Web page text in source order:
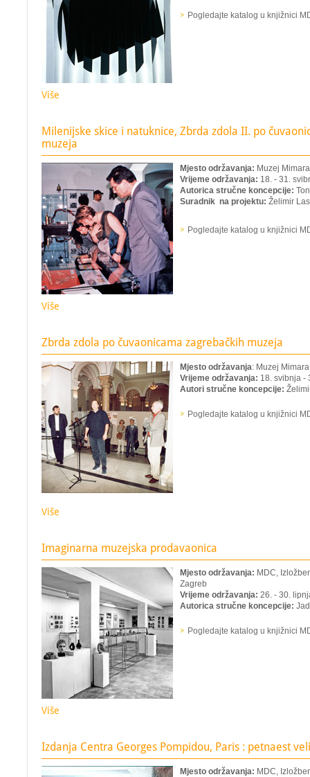
Pogledajte katalog u knjižnici
Više
Milenijske skice i natuknice, Zbrda zdola II. po
muzeja
Mjesto održavanja: Muzej
Vrijeme održavanja: 18. - 31.
Autorica stručne koncepcije:
Suradnik na projektu: Želimir
Pogledajte katalog u knjižnici
Više
Zbrda zdola po čuvaonicama zagrebačkih muzeja
Mjesto održavanja: Muzej
Vrijeme održavanja: 18. svibnja -
Autori stručne koncepcije:
Pogledajte katalog u knjižnici
Više
Imaginarna muzejska prodavaonica
Mjesto održavanja: MDC,
Zagreb
Vrijeme održavanja: 26. - 30.
Autorica stručne koncepcije:
Pogledajte katalog u knjižnici
Više
Izdanja Centra Georges Pompidou, Paris : petnaest
Mjesto održavanja: MDC,